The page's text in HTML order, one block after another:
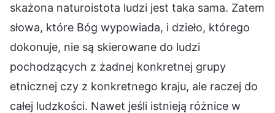
skażona naturoistota ludzi jest taka sama. Zatem
słowa, które Bóg wypowiada, i dzieło, którego
dokonuje, nie są skierowane do ludzi
pochodzących z żadnej konkretnej grupy
etnicznej czy z konkretnego kraju, ale raczej do
całej ludzkości. Nawet jeśli istnieją różnice w